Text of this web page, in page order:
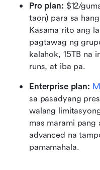
Pro plan: $12/
taon) para sa
Kasama rito ang
pagtawag ng
kalahok, 15TB na
runs, at iba pa.
Enterprise plan:
sa pasadyang
walang
mas marami pang
advanced na
pamamahala.